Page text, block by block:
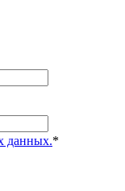
данных.*